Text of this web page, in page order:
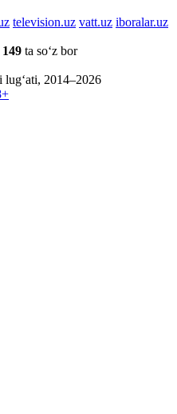
television.uz vatt.uz iboralar.uz
149 ta so‘z bor
2014–2026